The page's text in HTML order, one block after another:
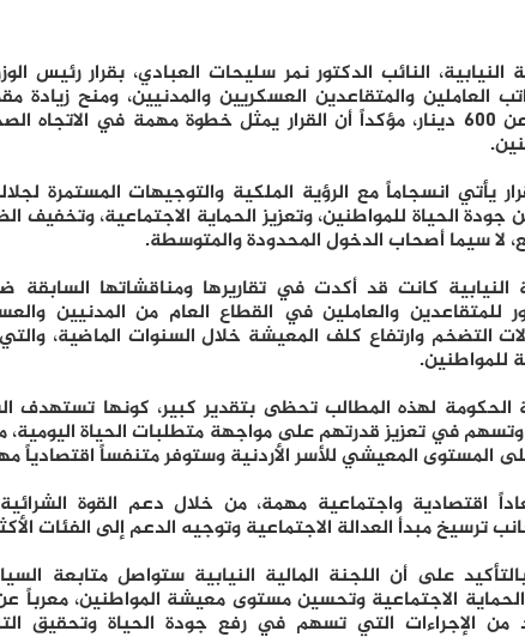
النائب الدكتور نمر سليحات العبادي، بقرار رئيس
ديناراً لمن تقل رواتبهم عن 600 دينار، مؤكداً أن القرار يمثل خطوة مهمة في
يأتي انسجاماً مع الرؤية الملكية والتوجيهات المستمرة
جودة الحياة للمواطنين، وتعزيز الحماية الاجتماعية، وتخفيف
لا سيما أصحاب الدخول المحدودة والمتوسطة.
النيابية كانت قد أكدت في تقاريرها ومناقشاتها السابقة
للمتقاعدين والعاملين في القطاع العام من المدنيين
التضخم وارتفاع كلف المعيشة خلال السنوات الماضية،
للمواطنين.
الحكومة لهذه المطالب تحظى بتقدير كبير، كونها تستهدف
وتسهم في تعزيز قدرتهم على مواجهة متطلبات الحياة اليومية،
المستوى المعيشي للأسر الأردنية وستوفر متنفساً اقتصادياً
اقتصادية واجتماعية مهمة، من خلال دعم القوة
ترسيخ مبدأ العدالة الاجتماعية وتوجيه الدعم إلى الفئات
على أن اللجنة المالية النيابية ستواصل متابعة
الحماية الاجتماعية وتحسين مستوى معيشة المواطنين، معرباً
من الإجراءات التي تسهم في رفع جودة الحياة وتحقيق